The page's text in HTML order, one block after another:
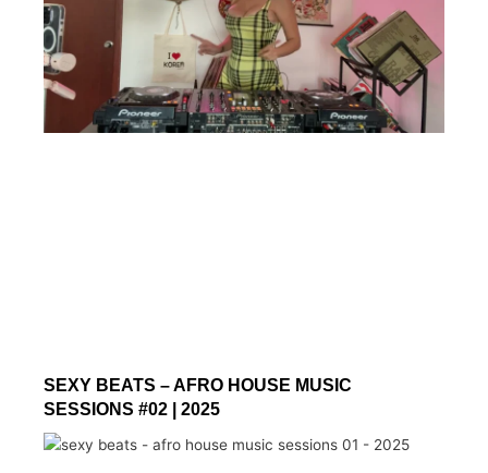
SEXY BEATS – AFRO HOUSE MUSIC
SESSIONS #02 | 2025